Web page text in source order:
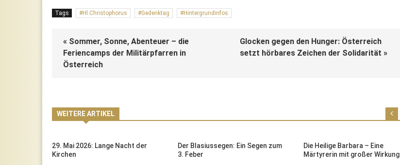
Tags Hl Christophorus Gedenktag Hintergrundinfos
« Sommer, Sonne, Abenteuer – die
Feriencamps der Militärpfarren in
Österreich
Glocken gegen den Hunger: Österreich
setzt hörbares Zeichen der Solidarität »
WEITERE ARTIKEL
29. Mai 2026: Lange Nacht der
Kirchen
Der Blasiussegen: Ein Segen zum
3. Feber
Die Heilige Barbara – Eine
Märtyrerin mit großer Wirkung